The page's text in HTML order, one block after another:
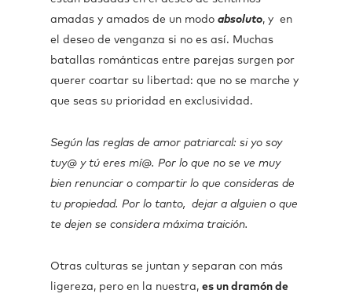
amadas y amados de un modo absoluto, y en
el deseo de venganza si no es así. Muchas
batallas románticas entre parejas surgen por
querer coartar su libertad: que no se marche y
que seas su prioridad en exclusividad.
Según las reglas de amor patriarcal: si yo soy
tuy@ y tú eres mí@. Por lo que no se ve muy
bien renunciar o compartir lo que consideras de
tu propiedad. Por lo tanto, dejar a alguien o que
te dejen se considera máxima traición.
Otras culturas se juntan y separan con más
ligereza, pero en la nuestra, es un dramón de